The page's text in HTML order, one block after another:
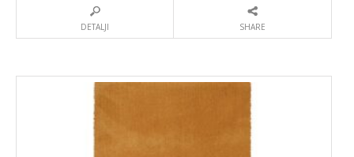
DETALJI SHARE